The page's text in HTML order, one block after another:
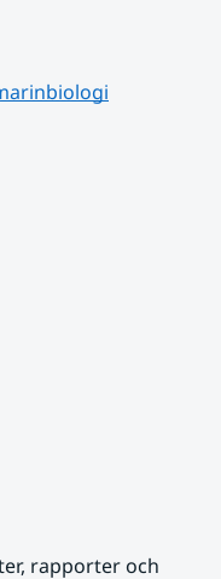
rapporter och